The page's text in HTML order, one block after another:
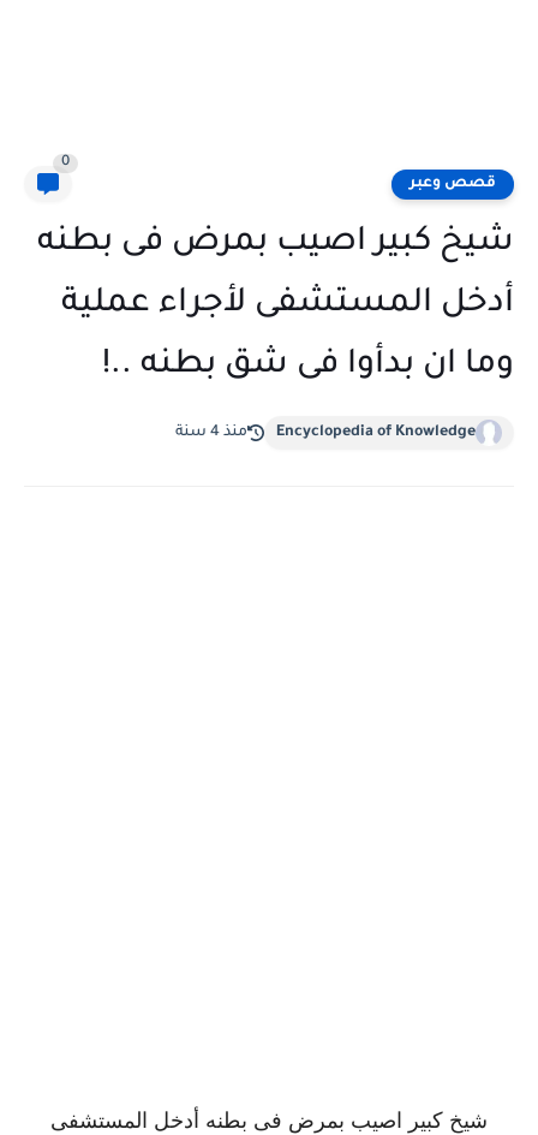
قصص وعبر
0
شيخ كبير اصيب بمرض فى بطنه
أدخل المستشفى لأجراء عملية
وما ان بدأوا فى شق بطنه ..!
Encyclopedia of Knowledge منذ 4 سنة
شيخ كبير اصيب بمرض فى بطنه أدخل المستشفى